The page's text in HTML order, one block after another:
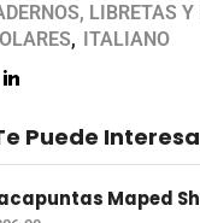
LIBRETAS Y
, ITALIANO
Puede